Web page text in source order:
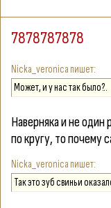
7878787878
Nicka_veronica
Может, и у нас так было?..
Наверняка и не один
по кругу, то почему
Nicka_veronica
Так это зуб свиньи